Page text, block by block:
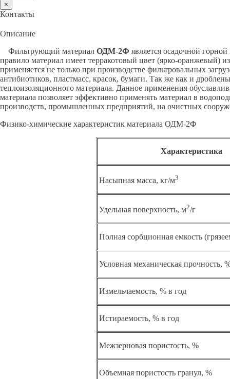
×
Контакты
Описание
Фильтрующий материал ОДМ-2Ф является осадочной
правило материал имеет терракотовый цвет (ярко-оранжевый)
применяется не только при производстве фильтровальных
антибиотиков, пластмасс, красок, бумаги. Так же как и
теплоизоляционного материала. Данное применения
материала позволяет эффективно применять материал в
производств, промышленных предприятий, на очистных
Физико-химические характеристик материала ОДМ-2Ф
Характеристика
Насыпная масса, кг/м3
Удельная поверхность, м2/г
Полная сорбционная емкость
Условная механическая прочность,
Измельчаемость, % в год
Истираемость, % в год
Межзерновая пористость, %
Объемная пористость гранул, %